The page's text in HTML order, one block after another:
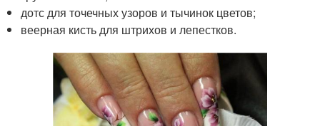
дотс для точечных узоров и тычинок цветов;
веерная кисть для штрихов и лепестков.